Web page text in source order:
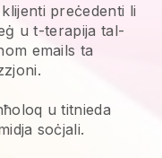
preċedenti li
u t-terapija tal-
emails ta
u titnieda
soċjali.